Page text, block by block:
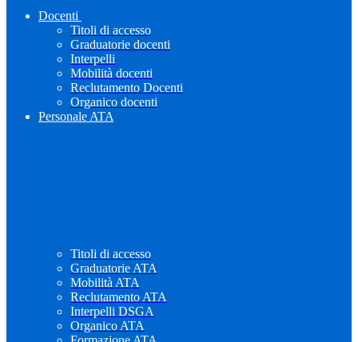
Docenti
Titoli di accesso
Graduatorie docenti
Interpelli
Mobilità docenti
Reclutamento Docenti
Organico docenti
Personale ATA
Titoli di accesso
Graduatorie ATA
Mobilità ATA
Reclutamento ATA
Interpelli DSGA
Organico ATA